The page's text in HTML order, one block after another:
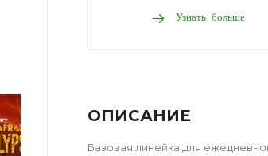
Узнать больше
ОПИСАНИЕ
Базовая линейка для